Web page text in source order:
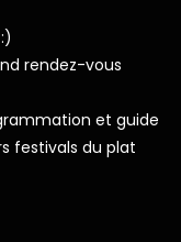
rendez-vous
et guide
festivals du plat